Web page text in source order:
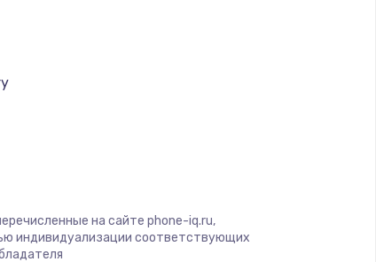
на сайте phone-iq.ru,
индивидуализации соответствующих